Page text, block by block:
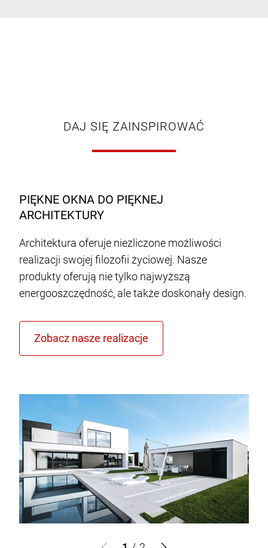
DAJ SIĘ ZAINSPIROWAĆ
PIĘKNE OKNA DO PIĘKNEJ
ARCHITEKTURY
Architektura oferuje niezliczone możliwości
realizacji swojej filozofii życiowej. Nasze
produkty oferują nie tylko najwyższą
energooszczędność, ale także doskonały design.